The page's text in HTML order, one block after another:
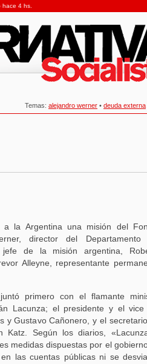
4 hs.
Temas: alejandro werner • deuda externa
la Argentina una misión del
director del Departamento
de la misión argentina,
Alleyne, representante
primero con el flamante
Lacunza; el presidente y el vice
y Gustavo Cañonero, y el
Katz. Según los diarios,
medidas dispuestas por el
las cuentas públicas ni se